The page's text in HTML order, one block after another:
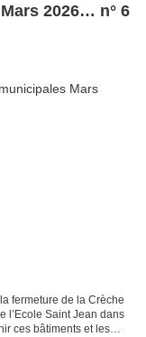
Mars 2026… n° 6
fermeture de la Crèche
l’Ecole Saint Jean dans
ces bâtiments et les